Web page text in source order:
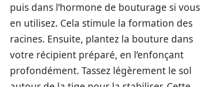
puis dans l’hormone de bouturage si vous
en utilisez. Cela stimule la formation des
racines. Ensuite, plantez la bouture dans
votre récipient préparé, en l’enfonçant
profondément. Tassez légèrement le sol